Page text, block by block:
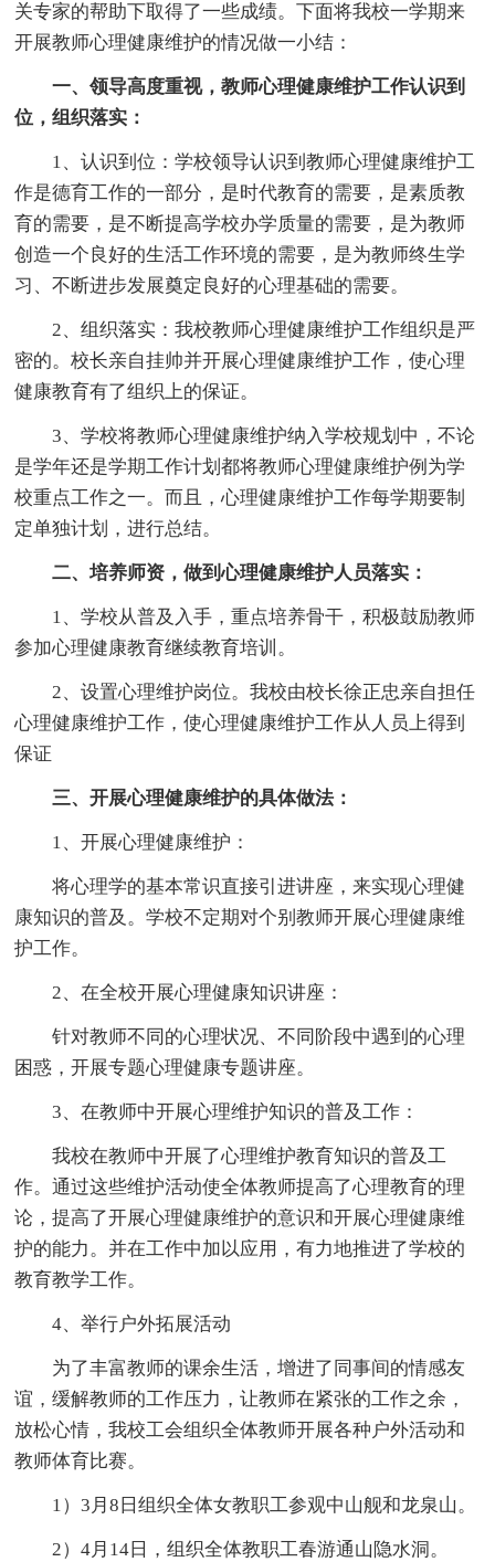
关专家的帮助下取得了一些成绩。下面将我校一学期来
开展教师心理健康维护的情况做一小结：
一、领导高度重视，教师心理健康维护工作认识到
位，组织落实：
1、认识到位：学校领导认识到教师心理健康维护工
作是德育工作的一部分，是时代教育的需要，是素质教
育的需要，是不断提高学校办学质量的需要，是为教师
创造一个良好的生活工作环境的需要，是为教师终生学
习、不断进步发展奠定良好的心理基础的需要。
2、组织落实：我校教师心理健康维护工作组织是严
密的。校长亲自挂帅并开展心理健康维护工作，使心理
健康教育有了组织上的保证。
3、学校将教师心理健康维护纳入学校规划中，不论
是学年还是学期工作计划都将教师心理健康维护例为学
校重点工作之一。而且，心理健康维护工作每学期要制
定单独计划，进行总结。
二、培养师资，做到心理健康维护人员落实：
1、学校从普及入手，重点培养骨干，积极鼓励教师
参加心理健康教育继续教育培训。
2、设置心理维护岗位。我校由校长徐正忠亲自担任
心理健康维护工作，使心理健康维护工作从人员上得到
保证
三、开展心理健康维护的具体做法：
1、开展心理健康维护：
将心理学的基本常识直接引进讲座，来实现心理健
康知识的普及。学校不定期对个别教师开展心理健康维
护工作。
2、在全校开展心理健康知识讲座：
针对教师不同的心理状况、不同阶段中遇到的心理
困惑，开展专题心理健康专题讲座。
3、在教师中开展心理维护知识的普及工作：
我校在教师中开展了心理维护教育知识的普及工
作。通过这些维护活动使全体教师提高了心理教育的理
论，提高了开展心理健康维护的意识和开展心理健康维
护的能力。并在工作中加以应用，有力地推进了学校的
教育教学工作。
4、举行户外拓展活动
为了丰富教师的课余生活，增进了同事间的情感友
谊，缓解教师的工作压力，让教师在紧张的工作之余，
放松心情，我校工会组织全体教师开展各种户外活动和
教师体育比赛。
1）3月8日组织全体女教职工参观中山舰和龙泉山。
2）4月14日，组织全体教职工春游通山隐水洞。